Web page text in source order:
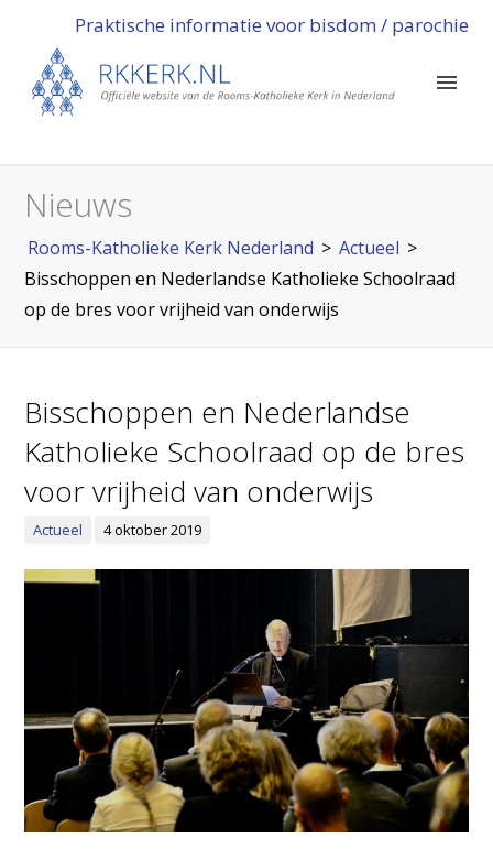
Praktische informatie voor bisdom / parochie
Nieuws
Rooms-Katholieke Kerk Nederland > Actueel >
Bisschoppen en Nederlandse Katholieke Schoolraad
op de bres voor vrijheid van onderwijs
Bisschoppen en Nederlandse
Katholieke Schoolraad op de bres
voor vrijheid van onderwijs
Actueel 4 oktober 2019